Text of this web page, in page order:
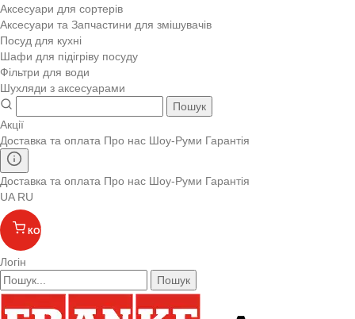
Аксесуари для сортерів
Аксесуари та Запчастини для змішувачів
Посуд для кухні
Шафи для підігріву посуду
Фільтри для води
Шухляди з аксесуарами
Пошук
Акції
Доставка та оплата Про нас Шоу-Руми Гарантія
Доставка та оплата Про нас Шоу-Руми Гарантія
UA RU
КОШИК
Логін
Пошук